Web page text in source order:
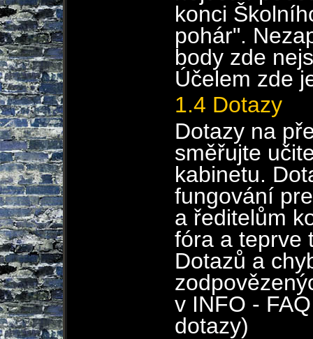
konci
pohár".
body zde
Účelem zde
1.4 Dotazy
Dotazy na
směřujte
kabinetu.
fungování
a ředitelům
fóra a teprve
Dotazů a
v INFO -
dotazy)